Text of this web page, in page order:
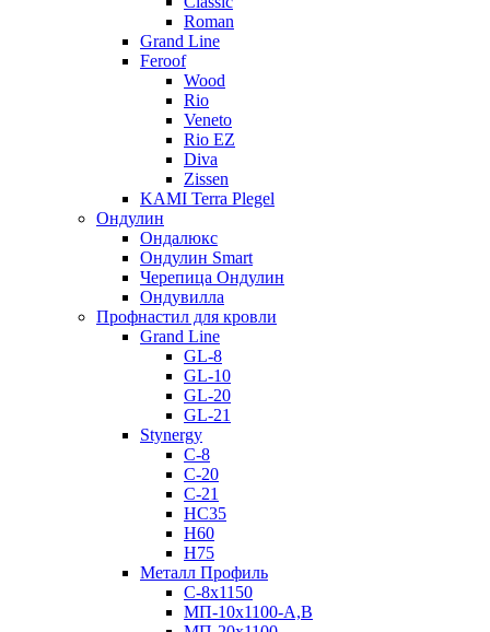
Roman
Grand Line
Feroof
Wood
Rio
Veneto
Rio EZ
Diva
Zissen
KAMI Terra Plegel
Ондулин
Ондалюкс
Ондулин Smart
Черепица Ондулин
Ондувилла
Профнастил для кровли
Grand Line
GL-8
GL-10
GL-20
GL-21
Stynergy
C-8
C-20
C-21
НС35
Н60
H75
Металл Профиль
С-8х1150
МП-10x1100-А,В